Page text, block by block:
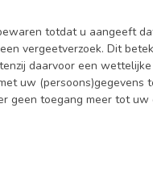
totdat u aangeeft
vergeetverzoek. Dit
daarvoor een
uw (persoons)gegevens
geen toegang meer tot